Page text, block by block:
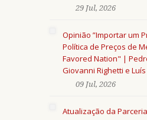
29 Jul, 2026
Opinião ”Importar um
Política de Preços de
Favored Nation" |
Giovanni Righetti e Luís
09 Jul, 2026
Atualização da Parceria